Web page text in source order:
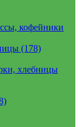
кофейники
(178)
хлебницы